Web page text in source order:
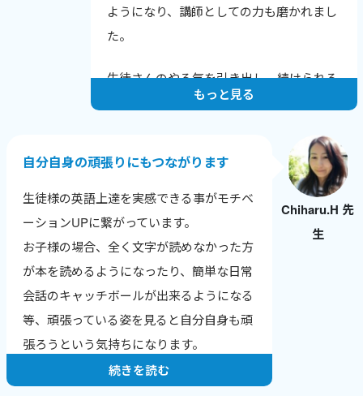
できるのが何よりの喜びです。
ようになり、講師としての力も磨かれまし
た。
生徒さんのやる気を引き出し、続けられる
レッスンを心がけています。
達成に向けてサポートすることで、やる気
を保ち続けてもらえるようにしています。
英検合格やTOEICのスコアアップなど、成
果の報告をもらえるのが一番のやりがいで
す。
ワールドトークはレッスン数が数字で見え
るので、自分の頑張りが実感でき、モチベ
ーションにつながっています。
もっと見る
Chiharu.H 先
生
自分自身の頑張りにもつながります
生徒様の英語上達を実感できる事がモチベ
ーションUPに繋がっています。
お子様の場合、全く文字が読めなかった方
が本を読めるようになったり、簡単な日常
会話のキャッチボールが出来るようになる
等、頑張っている姿を見ると自分自身も頑
張ろうという気持ちになります。
続きを読む